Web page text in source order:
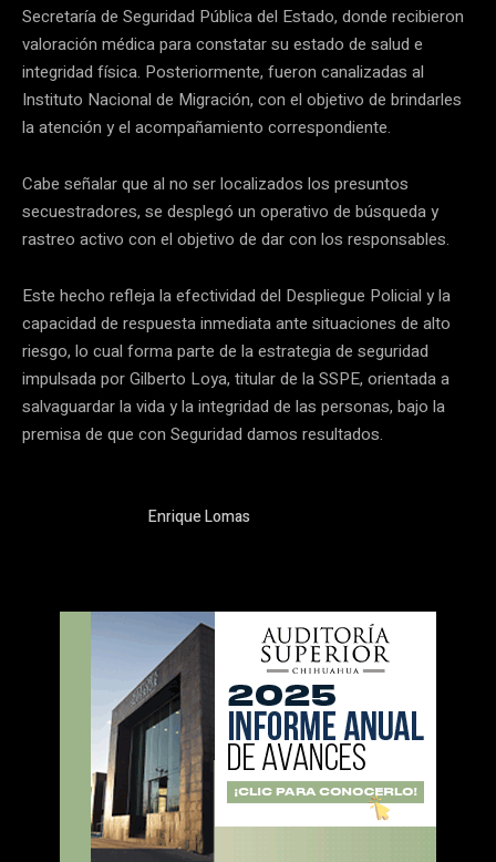
Secretaría de Seguridad Pública del Estado, donde recibieron
valoración médica para constatar su estado de salud e
integridad física. Posteriormente, fueron canalizadas al
Instituto Nacional de Migración, con el objetivo de brindarles
la atención y el acompañamiento correspondiente.
Cabe señalar que al no ser localizados los presuntos
secuestradores, se desplegó un operativo de búsqueda y
rastreo activo con el objetivo de dar con los responsables.
Este hecho refleja la efectividad del Despliegue Policial y la
capacidad de respuesta inmediata ante situaciones de alto
riesgo, lo cual forma parte de la estrategia de seguridad
impulsada por Gilberto Loya, titular de la SSPE, orientada a
salvaguardar la vida y la integridad de las personas, bajo la
premisa de que con Seguridad damos resultados.
Enrique Lomas